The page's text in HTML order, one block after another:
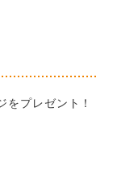
プレゼント！